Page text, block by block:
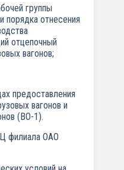
группы
порядка отнесения
отцепочный
вагонов;
предоставления
вагонов и
(ВО-1).
филиала ОАО